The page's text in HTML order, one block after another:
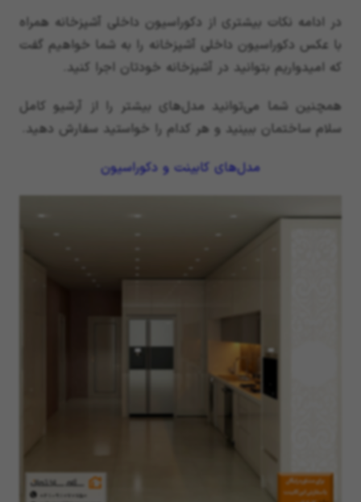
در ادامه نکات بیشتری از دکوراسیون داخلی آشپزخانه همراه
با عکس دکوراسیون داخلی آشپزخانه را به شما خواهیم گفت
که امیدواریم بتوانید در آشپزخانه خودتان اجرا کنید.
همچنین شما می‌توانید مدل‌‌های بیشتر را از آرشیو کامل
سلام ساختمان ببینید و هر کدام را خواستید سفارش دهید.
مدل‌های کابینت و دکوراسیون